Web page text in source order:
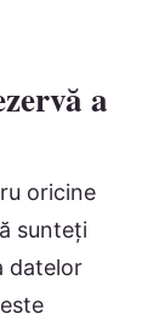
a
oricine
sunteți
datelor